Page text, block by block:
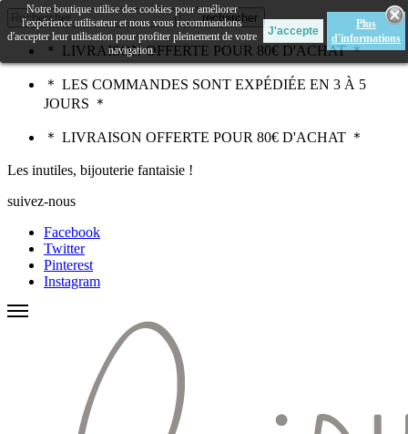
rechercher
＊ LIVRAISON OFFERTE POUR 80€ D'ACHAT ＊
＊ LES COMMANDES SONT EXPÉDIÉE EN 3 À 5
JOURS ＊
＊ LIVRAISON OFFERTE POUR 80€ D'ACHAT ＊
Les inutiles, bijouterie fantaisie !
suivez-nous
Facebook
Twitter
Pinterest
Instagram
Notre boutique utilise des cookies pour améliorer
l'expérience utilisateur et nous vous recommandons
d'accepter leur utilisation pour profiter pleinement de votre
navigation.
Plus
d'informations